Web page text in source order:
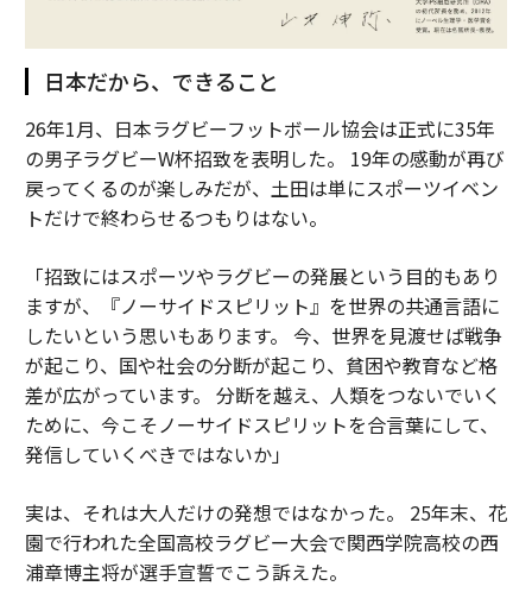
日本だから、できること
26年1月、日本ラグビーフットボール協会は正式に35年
の男子ラグビーW杯招致を表明した。 19年の感動が再び
戻ってくるのが楽しみだが、土田は単にスポーツイベン
トだけで終わらせるつもりはない。
「招致にはスポーツやラグビーの発展という目的もあり
ますが、『ノーサイドスピリット』を世界の共通言語に
したいという思いもあります。 今、世界を見渡せば戦争
が起こり、国や社会の分断が起こり、貧困や教育など格
差が広がっています。 分断を越え、人類をつないでいく
ために、今こそノーサイドスピリットを合言葉にして、
発信していくべきではないか」
実は、それは大人だけの発想ではなかった。 25年末、花
園で行われた全国高校ラグビー大会で関西学院高校の西
浦章博主将が選手宣誓でこう訴えた。